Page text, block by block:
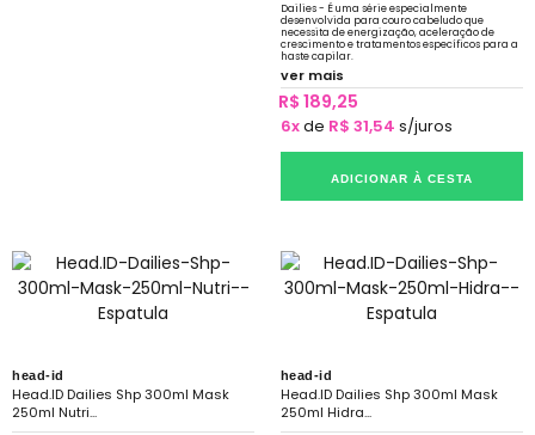
Dailies - É uma série especialmente
desenvolvida para couro cabeludo que
necessita de energização, aceleração de
crescimento e tratamentos específicos para a
haste capilar.
ver mais
R$ 189,25
6xde R$ 31,54 s/juros
ADICIONAR À CESTA
head-id
Head.ID Dailies Shp 300ml Mask
250ml Nutri...
head-id
Head.ID Dailies Shp 300ml Mask
250ml Hidra...